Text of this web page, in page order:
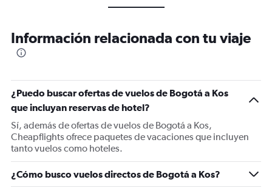
Información relacionada con tu viaje
¿Puedo buscar ofertas de vuelos de Bogotá a Kos
que incluyan reservas de hotel?
Sí, además de ofertas de vuelos de Bogotá a Kos,
Cheapflights ofrece paquetes de vacaciones que incluyen
tanto vuelos como hoteles.
¿Cómo busco vuelos directos de Bogotá a Kos?